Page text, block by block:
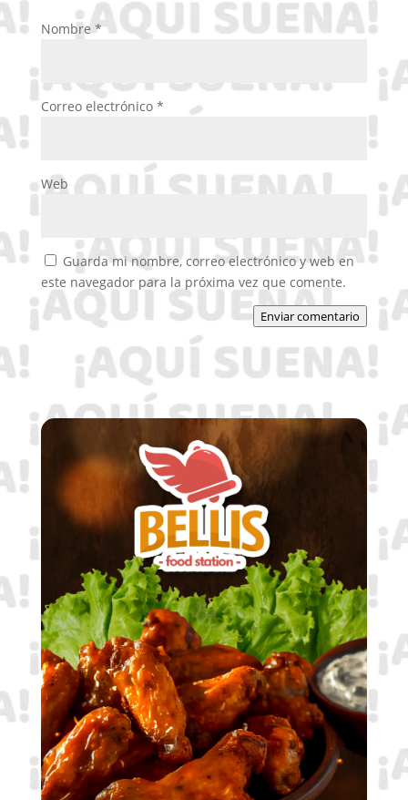
Nombre *
Correo electrónico *
Web
Guarda mi nombre, correo electrónico y web en
este navegador para la próxima vez que comente.
Enviar comentario